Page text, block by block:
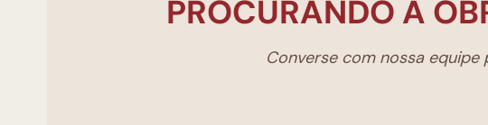
PROCURANDO A
Converse com nossa